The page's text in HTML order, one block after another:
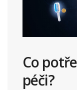
Co
péči?